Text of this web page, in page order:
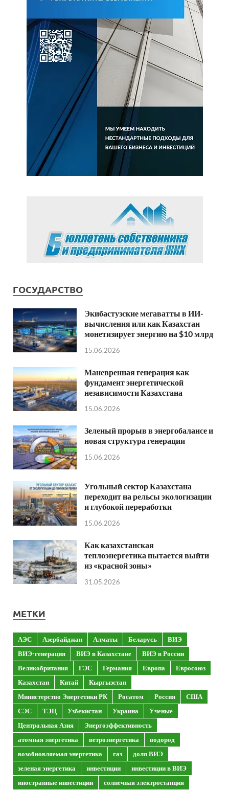
ГОСУДАРСТВО
Экибастузские мегаватты в ИИ-
вычисления или как Казахстан
монетизирует энергию на $10 млрд
15.06.2026
Маневренная генерация как
фундамент энергетической
независимости Казахстана
15.06.2026
Зеленый прорыв в энергобалансе и
новая структура генерации
15.06.2026
Угольный сектор Казахстана
переходит на рельсы экологизации
и глубокой переработки
15.06.2026
Как казахстанская
теплоэнергетика пытается выйти
из «красной зоны»
31.05.2026
МЕТКИ
АЭС Азербайджан Алматы Беларусь
ВИЭ
ВИЭ-генерация
ВИЭ в Казахстане
ВИЭ в России
Великобритания
ГЭС Германия Европа
Евросоюз
Казахстан
Китай
Кыргызстан
Министерство Энергетики РК
Росатом Россия
США
СЭС
ТЭЦ Узбекистан Украина
Ученые
Центральная Азия
Энергоэффективность
атомная энергетика
ветроэнергетика
водород
возобновляемая энергетика
газ
доля ВИЭ
зеленая энергетика
инвестиции
инвестиции в ВИЭ
иностранные инвестиции
солнечная электростанция